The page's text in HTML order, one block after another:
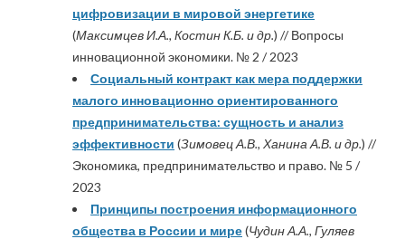
цифровизации в мировой энергетике
(Максимцев И.А., Костин К.Б. и др.) // Вопросы
инновационной экономики. № 2 / 2023
Социальный контракт как мера поддержки
малого инновационно ориентированного
предпринимательства: сущность и анализ
эффективности (Зимовец А.В., Ханина А.В. и др.) //
Экономика, предпринимательство и право. № 5 /
2023
Принципы построения информационного
общества в России и мире(Чудин А.А., Гуляев